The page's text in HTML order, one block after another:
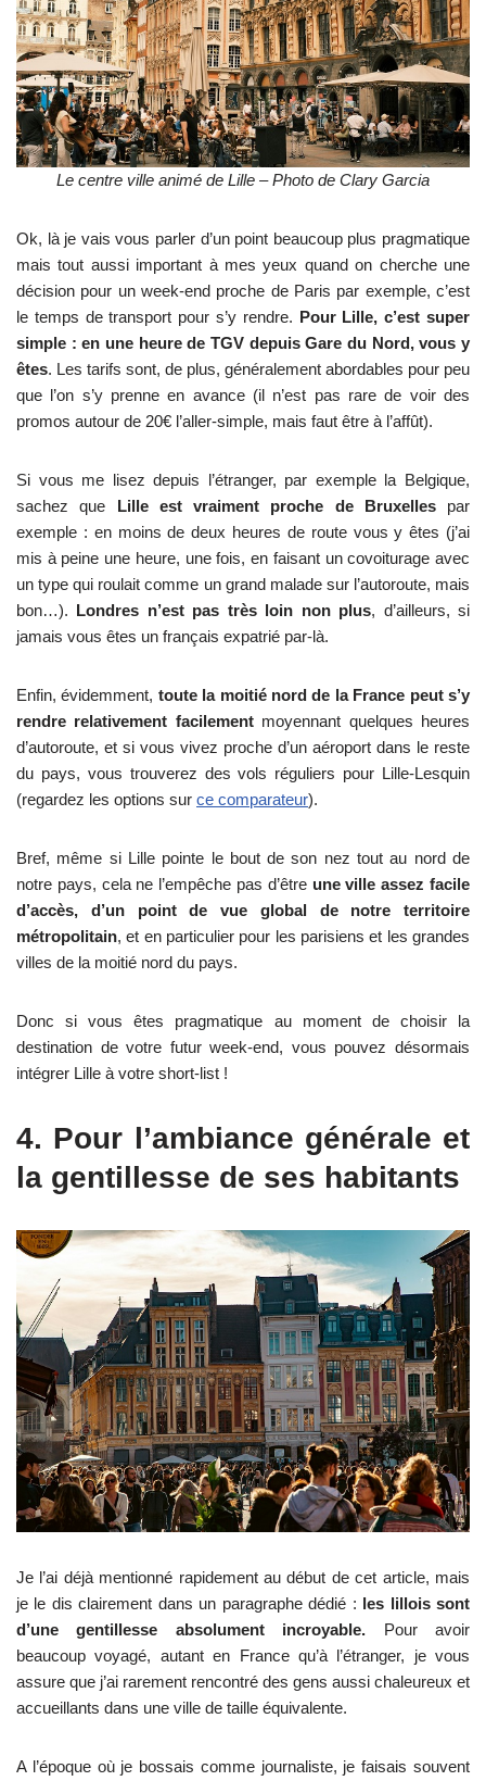
Le centre ville animé de Lille – Photo de Clary Garcia
Ok, là je vais vous parler d’un point beaucoup plus pragmatique
mais tout aussi important à mes yeux quand on cherche une
décision pour un week-end proche de Paris par exemple, c’est
le temps de transport pour s’y rendre. Pour Lille, c’est super
simple : en une heure de TGV depuis Gare du Nord, vous y
êtes. Les tarifs sont, de plus, généralement abordables pour peu
que l’on s’y prenne en avance (il n’est pas rare de voir des
promos autour de 20€ l’aller-simple, mais faut être à l’affût).
Si vous me lisez depuis l’étranger, par exemple la Belgique,
sachez que Lille est vraiment proche de Bruxellespar
exemple : en moins de deux heures de route vous y êtes (j’ai
mis à peine une heure, une fois, en faisant un covoiturage avec
un type qui roulait comme un grand malade sur l’autoroute, mais
bon…). Londres n’est pas très loin non plus, d’ailleurs, si
jamais vous êtes un français expatrié par-là.
Enfin, évidemment, toute la moitié nord de la France peut s’y
rendre relativement facilementmoyennant quelques heures
d’autoroute, et si vous vivez proche d’un aéroport dans le reste
du pays, vous trouverez des vols réguliers pour Lille-Lesquin
(regardez les options sur ce comparateur).
Bref, même si Lille pointe le bout de son nez tout au nord de
notre pays, cela ne l’empêche pas d’êtreune ville assez facile
d’accès, d’un point de vue global de notre territoire
métropolitain, et en particulier pour les parisiens et les grandes
villes de la moitié nord du pays.
Donc si vous êtes pragmatique au moment de choisir la
destination de votre futur week-end, vous pouvez désormais
intégrer Lille à votre short-list !
4. Pour l’ambiance générale et
la gentillesse de ses habitants
Je l’ai déjà mentionné rapidement au début de cet article, mais
je le dis clairement dans un paragraphe dédié : les lillois sont
d’une gentillesse absolument incroyable. Pour avoir
beaucoup voyagé, autant en France qu’à l’étranger, je vous
assure que j’ai rarement rencontré des gens aussi chaleureux et
accueillants dans une ville de taille équivalente.
A l’époque où je bossais comme journaliste, je faisais souvent